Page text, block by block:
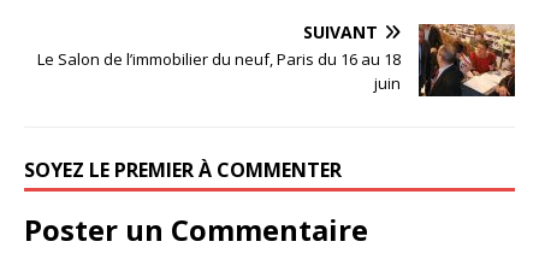
SUIVANT
Le Salon de l’immobilier du neuf, Paris du 16 au 18
juin
SOYEZ LE PREMIER À COMMENTER
Poster un Commentaire